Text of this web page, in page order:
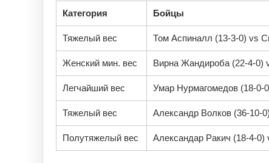
Категория Бойцы
Тяжелый вес Том Аспиналл (13-3-0) vs
Женский мин. вес Вирна Жандироба (22-4-0)
Легчайший вес Умар Нурмагомедов (18-0-
Тяжелый вес Александр Волков (36-10-
Полутяжелый вес Александар Ракич (18-4-